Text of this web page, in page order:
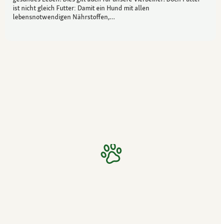
ist nicht gleich Futter: Damit ein Hund mit allen
lebensnotwendigen Nährstoffen,…